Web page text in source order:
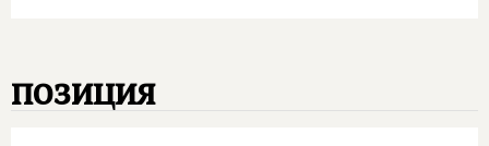
позиция